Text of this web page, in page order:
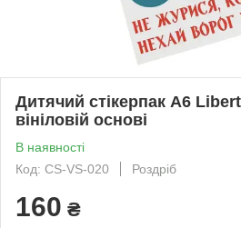
Дитячий стікерпак А6
вініловій основі
В наявності
Код: СS-VS-020
Роздріб
160 ₴